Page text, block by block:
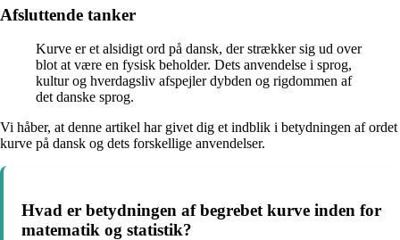
Afsluttende tanker
Kurve er et alsidigt ord på dansk, der strækker sig ud over
blot at være en fysisk beholder. Dets anvendelse i sprog,
kultur og hverdagsliv afspejler dybden og rigdommen af
det danske sprog.
Vi håber, at denne artikel har givet dig et indblik i betydningen af ordet
kurve på dansk og dets forskellige anvendelser.
Hvad er betydningen af begrebet kurve inden for
matematik og statistik?